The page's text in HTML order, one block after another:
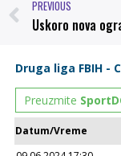
PREVIOUS